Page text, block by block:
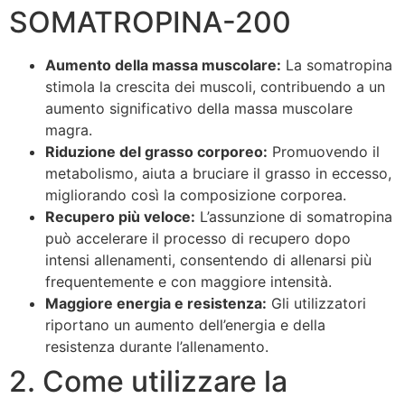
SOMATROPINA-200
Aumento della massa muscolare: La somatropina
stimola la crescita dei muscoli, contribuendo a un
aumento significativo della massa muscolare
magra.
Riduzione del grasso corporeo: Promuovendo il
metabolismo, aiuta a bruciare il grasso in eccesso,
migliorando così la composizione corporea.
Recupero più veloce: L’assunzione di somatropina
può accelerare il processo di recupero dopo
intensi allenamenti, consentendo di allenarsi più
frequentemente e con maggiore intensità.
Maggiore energia e resistenza: Gli utilizzatori
riportano un aumento dell’energia e della
resistenza durante l’allenamento.
2. Come utilizzare la